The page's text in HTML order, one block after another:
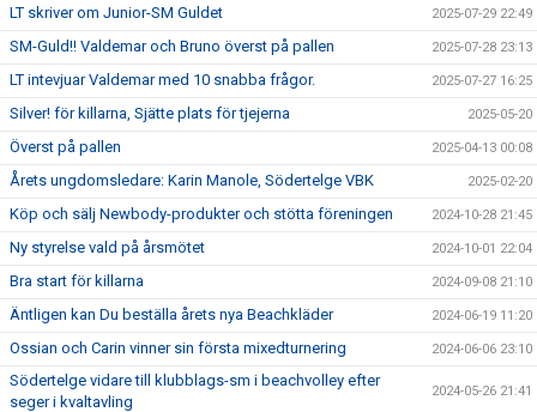
LT skriver om Junior-SM Guldet 2025-07-29 22:49
SM-Guld!! Valdemar och Bruno överst på pallen 2025-07-28 23:13
LT intevjuar Valdemar med 10 snabba frågor. 2025-07-27 16:25
Silver! för killarna, Sjätte plats för tjejerna 2025-05-20
Överst på pallen 2025-04-13 00:08
Årets ungdomsledare: Karin Manole, Södertelge VBK 2025-02-20
Köp och sälj Newbody-produkter och stötta föreningen 2024-10-28 21:45
Ny styrelse vald på årsmötet 2024-10-01 22:04
Bra start för killarna 2024-09-08 21:10
Äntligen kan Du beställa årets nya Beachkläder 2024-06-19 11:20
Ossian och Carin vinner sin första mixedturnering 2024-06-06 23:10
Södertelge vidare till klubblags-sm i beachvolley efter
seger i kvaltavling
2024-05-26 21:41